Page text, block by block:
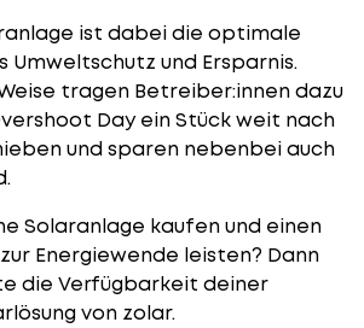
ist dabei die optimale
Umweltschutz und Ersparnis.
tragen Betreiber:innen dazu
Day ein Stück weit nach
und sparen nebenbei auch
Solaranlage kaufen und einen
Energiewende leisten? Dann
die Verfügbarkeit deiner
von zolar.